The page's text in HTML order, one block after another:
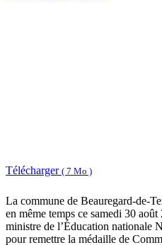
Télécharger ( 7 Mo )
La commune de Beauregard-de-
en même temps ce samedi 30
ministre de l’Éducation nationale
pour remettre la médaille de